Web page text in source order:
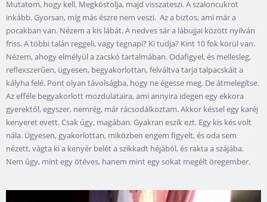
Mutatom, hogy kell. Megkóstolja, majd visszateszi. A szaloncukrot
inkább. Gyorsan, míg más észre nem veszi. Az a biztos, ami már a
pocakban van. Nézem a kis lábát. A nedves sár a lábujjai között nyilván
friss. A többi talán reggeli, vagy tegnapi? Ki tudja? Kint 10 fok körül van.
Nézem, ahogy elmélyül a zacskó tartalmában. Odafigyel, és mellesleg,
reflexszerűen, ügyesen, begyakorlottan, felváltva tarja talpacskáit a
kályha felé. Pont olyan távolságba, hogy ne égesse meg. De átmelegítse.
Az efféle begyakorlott mozdulataira, ami annyira idegen egy ekkora
gyerektől, egyszer, nemrég, már rácsodálkoztam. Akkor késsel egy karéj
kenyeret evett. Csak úgy, magában. Gyakran eszik ezt. Egy kis kés volt
nála. Ügyesen, gyakorlottan, miközben engem figyelt, és oda sem
nézett, vágta ki a kenyér belét a szikkadt héjából, és rakta a szájába.
Nem úgy, mint egy ötéves, hanem mint egy sokat megélt öregember.